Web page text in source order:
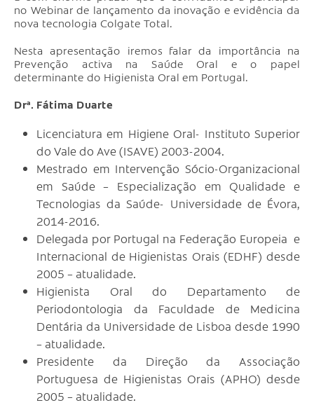
no Webinar de lançamento da inovação e evidência da
nova tecnologia Colgate Total.
Nesta apresentação iremos falar da importância na
Prevenção activa na Saúde Oral e o papel
determinante do Higienista Oral em Portugal.
Drª. Fátima Duarte
Licenciatura em Higiene Oral- Instituto Superior
do Vale do Ave (ISAVE) 2003-2004.
Mestrado em Intervenção Sócio-Organizacional
em Saúde – Especialização em Qualidade e
Tecnologias da Saúde- Universidade de Évora,
2014-2016.
Delegada por Portugal na Federação Europeia e
Internacional de Higienistas Orais (EDHF) desde
2005 – atualidade.
Higienista Oral do Departamento de
Periodontologia da Faculdade de Medicina
Dentária da Universidade de Lisboa desde 1990
– atualidade.
Presidente da Direção da Associação
Portuguesa de Higienistas Orais (APHO) desde
2005 – atualidade.